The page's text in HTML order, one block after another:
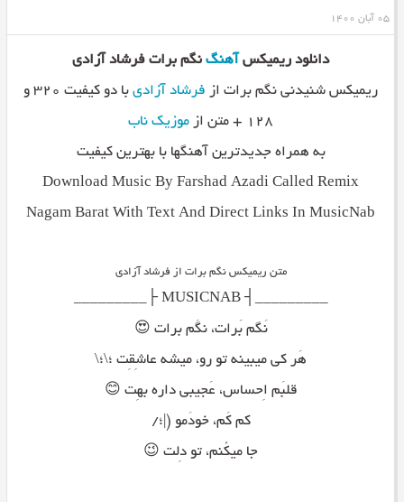
۰۵ آبان ۱۴۰۰
دانلود ریمیکس آهنگنگم برات فرشاد آزادی
ریمیکس شنیدنی نگم برات از فرشاد آزادی
با دو کیفیت ۳۲۰ و
۱۲۸ + متن از
موزیک ناب
به همراه جدیدترین آهنگها با بهترین کیفیت
Download Music By Farshad Azadi Called Remix
Nagam Barat With Text And Direct Links In MusicNab
متن ریمیکس نگم برات از فرشاد آزادی
_________┤ MUSICNAB ├_________
نَگم بَرات، نگَم برات 😍
هَر کی میبینه تو رو، میشه عاشِقِت ؛\؛\
قلبَم اِحساس، عَجیبی داره بهِت 😊
کم کَم، خودَمو (|؛/
جا میکُنم، تو دِلت 😉